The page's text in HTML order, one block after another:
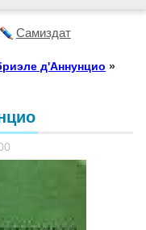
Самиздат
д'Аннунцио »